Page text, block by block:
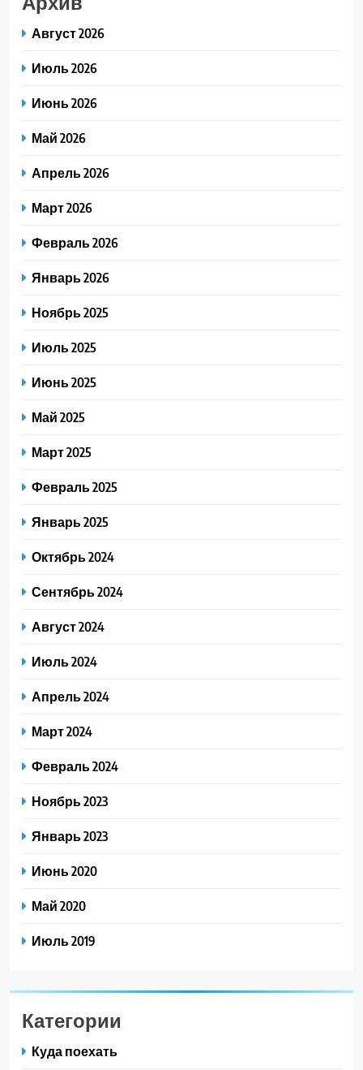
Август 2026
Июль 2026
Июнь 2026
Май 2026
Апрель 2026
Март 2026
Февраль 2026
Январь 2026
Ноябрь 2025
Июль 2025
Июнь 2025
Май 2025
Март 2025
Февраль 2025
Январь 2025
Октябрь 2024
Сентябрь 2024
Август 2024
Июль 2024
Апрель 2024
Март 2024
Февраль 2024
Ноябрь 2023
Январь 2023
Июнь 2020
Май 2020
Июль 2019
Категории
Куда поехать